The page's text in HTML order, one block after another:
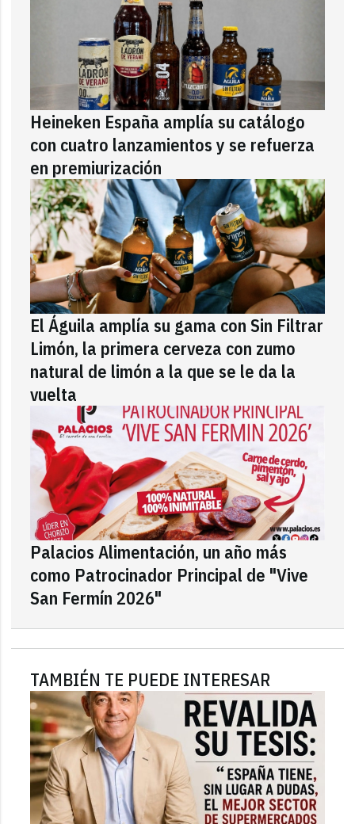
Heineken España amplía su catálogo
con cuatro lanzamientos y se refuerza
en premiurización
El Águila amplía su gama con Sin Filtrar
Limón, la primera cerveza con zumo
natural de limón a la que se le da la
vuelta
Palacios Alimentación, un año más
como Patrocinador Principal de "Vive
San Fermín 2026"
TAMBIÉN TE PUEDE INTERESAR